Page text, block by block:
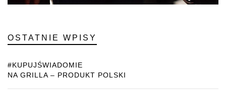
OSTATNIE WPISY
#KUPUJŚWIADOMIE
NA GRILLA – PRODUKT POLSKI